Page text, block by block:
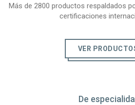
Más de 2800 productos respaldados
certificaciones
VER
De